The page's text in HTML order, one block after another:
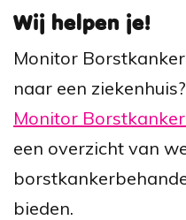
Wij helpen je!
Monitor
naar een
Monitor
een overzicht van
bieden.